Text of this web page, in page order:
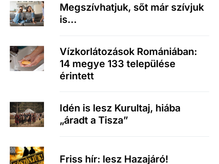
Megszívhatjuk, sőt már szívjuk
is…
Vízkorlátozások Romániában:
14 megye 133 települése
érintett
Idén is lesz Kurultaj, hiába
„áradt a Tisza”
Friss hír: lesz Hazajáró!